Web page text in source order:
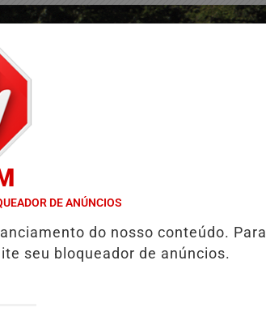
DE ANÚNCIOS
do nosso conteúdo. Para
seu bloqueador de anúncios.